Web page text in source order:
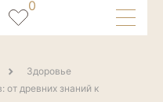
Здоровье
от древних знаний к